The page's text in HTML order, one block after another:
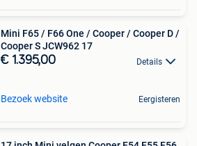
Mini F65 / F66 One / Cooper / Cooper D /
Cooper S JCW962 17
€ 1.395,00 Details
Bezoek website Eergisteren